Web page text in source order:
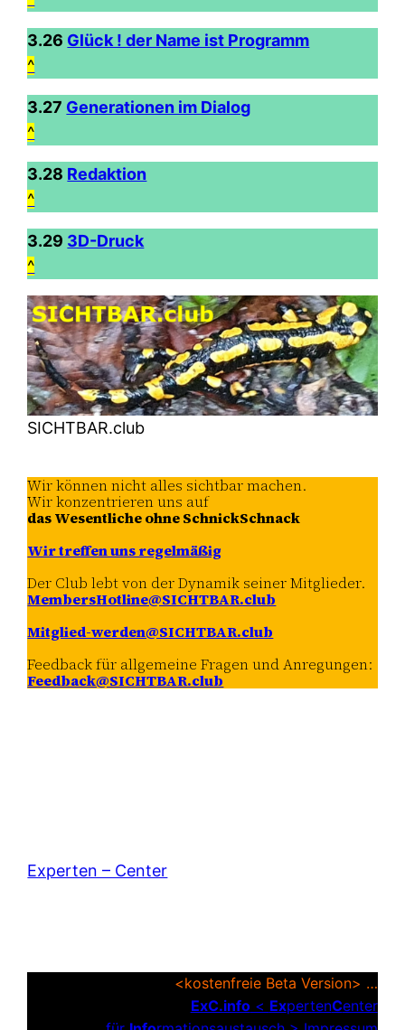
3.26 Glück ! der Name ist Programm
^
3.27 Generationen im Dialog
^
3.28 Redaktion
^
3.29 3D-Druck
^
SICHTBAR.club
Wir können nicht alles sichtbar machen.
Wir konzentrieren uns auf
das Wesentliche ohne SchnickSchnack
Wir treffen uns regelmäßig
Der Club lebt von der Dynamik seiner Mitglieder.
MembersHotline@SICHTBAR.club
Mitglied-werden@SICHTBAR.club
Feedback für allgemeine Fragen und Anregungen:
Feedback@SICHTBAR.club
Experten – Center
<kostenfreie Beta Version> …
ExC.info< ExpertenCenter